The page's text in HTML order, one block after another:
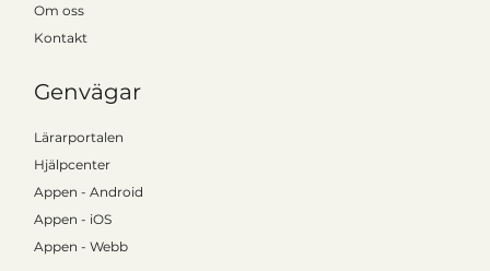
Om oss
Kontakt
Genvägar
Lärarportalen
Hjälpcenter
Appen - Android
Appen - iOS
Appen - Webb